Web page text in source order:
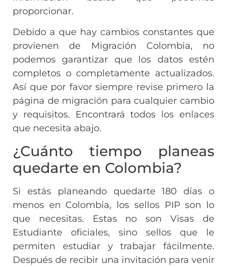
proporcionar.
Debido a que hay cambios constantes que
provienen de Migración Colombia, no
podemos garantizar que los datos estén
completos o completamente actualizados.
Así que por favor siempre revise primero la
página de migración para cualquier cambio
y requisitos. Encontrará todos los enlaces
que necesita abajo.
¿Cuánto tiempo planeas
quedarte en Colombia?
Si estás planeando quedarte 180 días o
menos en Colombia, los sellos PIP son lo
que necesitas. Estas no son Visas de
Estudiante oficiales, sino sellos que le
permiten estudiar y trabajar fácilmente.
Después de recibir una invitación para venir